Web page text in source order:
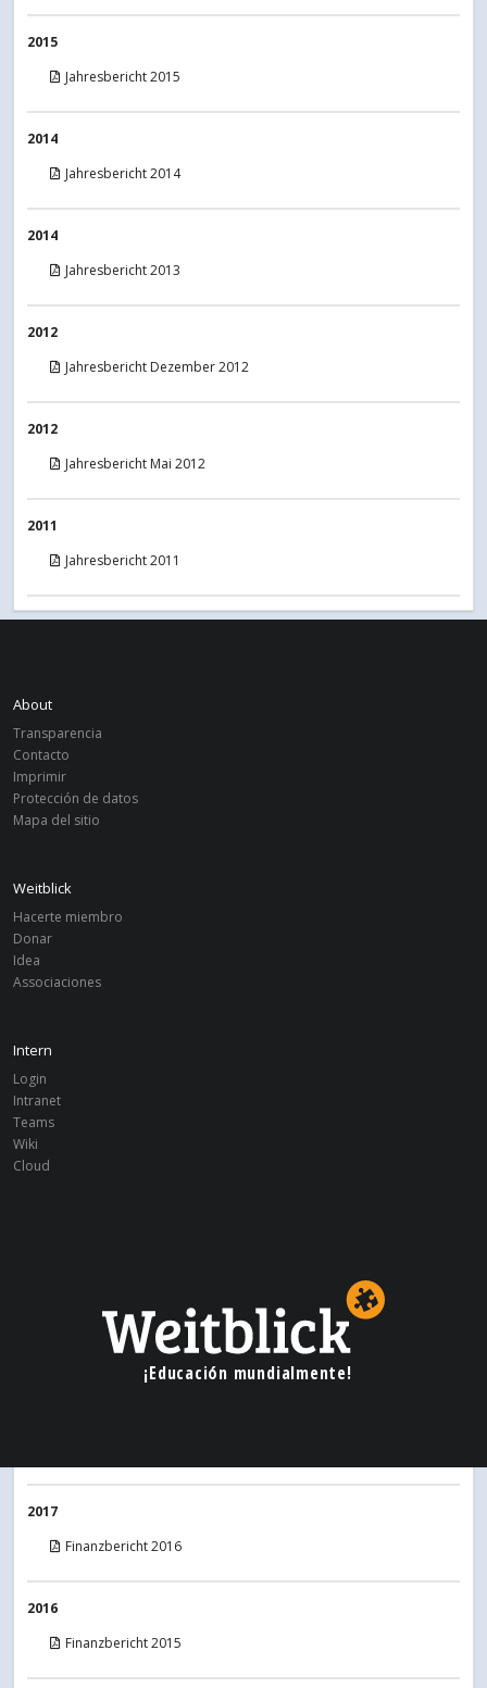
2015
Jahresbericht 2015
2014
Jahresbericht 2014
2014
Jahresbericht 2013
2012
Jahresbericht Dezember 2012
2012
Jahresbericht Mai 2012
2011
Jahresbericht 2011
2025
Finanzbericht 2024
2024
2021
Finanzbericht 2018
2017
Finanzbericht 2016
2016
Finanzbericht 2015
About
Transparencia
Contacto
Imprimir
Protección de datos
Mapa del sitio
Weitblick
Hacerte miembro
Donar
Idea
Associaciones
Intern
Login
Intranet
Teams
Wiki
Cloud
¡Educación mundialmente!